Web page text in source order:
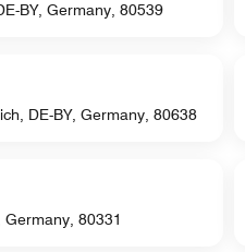
BY, Germany, 80539
DE-BY, Germany, 80638
Germany, 80331